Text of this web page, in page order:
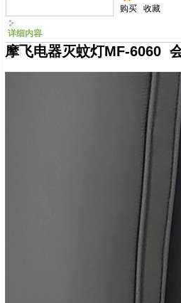
购买 收藏
详细内容
摩飞电器灭蚊灯MF-6060